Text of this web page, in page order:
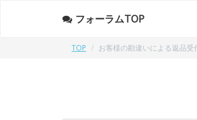
フォーラムTOP
TOP お客様の勘違いによる返品受